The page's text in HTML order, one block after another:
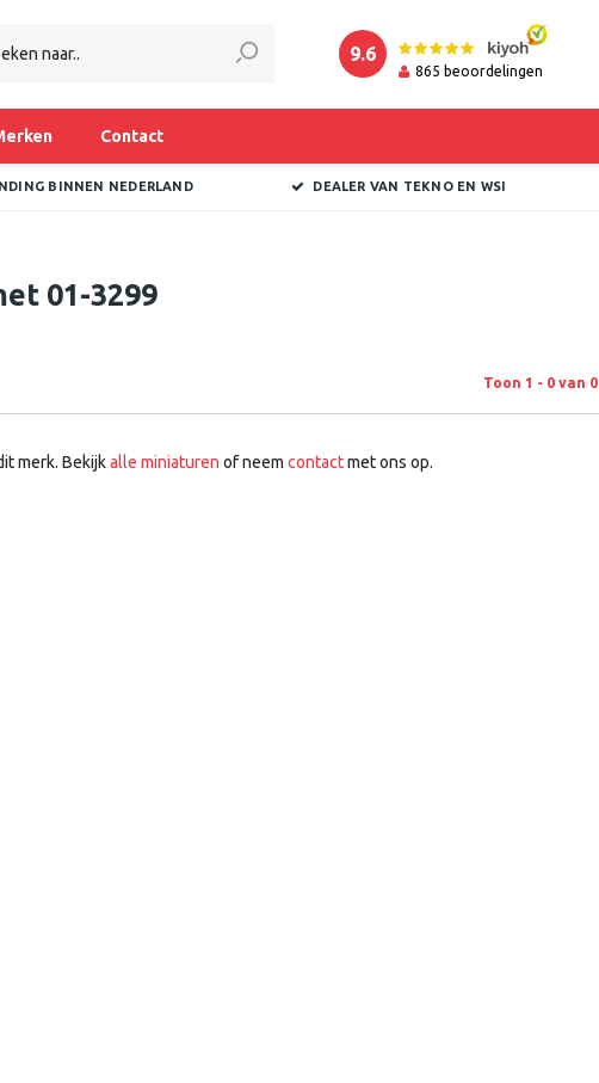
9.6
865 beoordelingen
Contact
BINNEN NEDERLAND DEALER VAN TEKNO EN WSI
01-3299
Toon 1 - 0 van 0
merk. Bekijkalle miniaturen of neem contactmet ons op.